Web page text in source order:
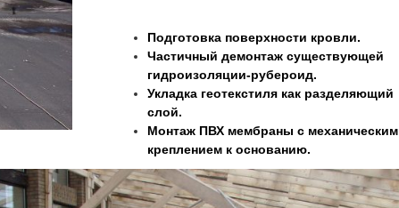
Подготовка поверхности кровли.
Частичный демонтаж существующей
гидроизоляции-рубероид.
Укладка геотекстиля как разделяющий
слой.
Монтаж ПВХ мембраны с механическим
креплением к основанию.